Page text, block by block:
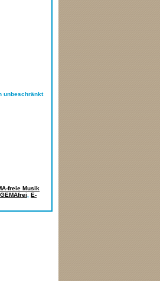
unbeschränkt
freie Musik
E-